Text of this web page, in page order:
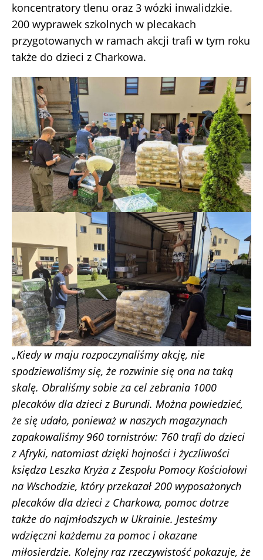
koncentratory tlenu oraz 3 wózki inwalidzkie.
200 wyprawek szkolnych w plecakach
przygotowanych w ramach akcji trafi w tym roku
także do dzieci z Charkowa.
„Kiedy w maju rozpoczynaliśmy akcję, nie
spodziewaliśmy się, że rozwinie się ona na taką
skalę. Obraliśmy sobie za cel zebrania 1000
plecaków dla dzieci z Burundi. Można powiedzieć,
że się udało, ponieważ w naszych magazynach
zapakowaliśmy 960 tornistrów: 760 trafi do dzieci
z Afryki, natomiast dzięki hojności i życzliwości
księdza Leszka Kryża z Zespołu Pomocy Kościołowi
na Wschodzie, który przekazał 200 wyposażonych
plecaków dla dzieci z Charkowa, pomoc dotrze
także do najmłodszych w Ukrainie. Jesteśmy
wdzięczni każdemu za pomoc i okazane
miłosierdzie. Kolejny raz rzeczywistość pokazuje, że